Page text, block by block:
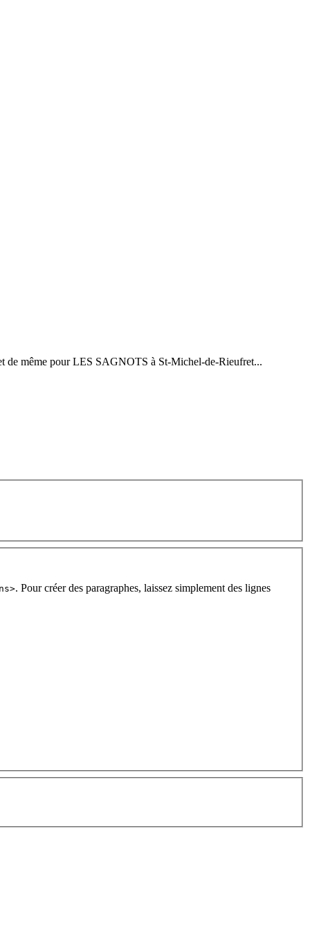
de même pour LES SAGNOTS à St-Michel-de-Rieufret...
. Pour créer des paragraphes, laissez simplement des lignes